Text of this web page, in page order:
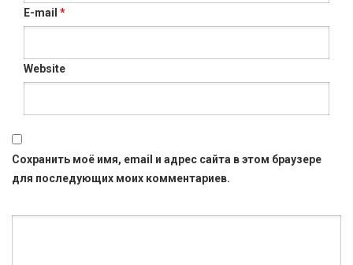
E-mail *
Website
Сохранить моё имя, email и адрес сайта в этом браузере
для последующих моих комментариев.